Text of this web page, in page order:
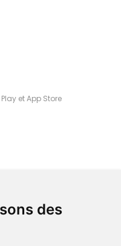
des
et App Store
votre commande à Amiens
ou recevez-là rapidement